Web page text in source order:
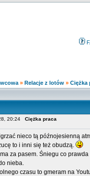
» Relacje z lotów » Ciężka
20:24 Ciężka praca
nieco tą późnojesienną
to i inni się też obudzą.
za pasem. Śniegu co
nieba.
czasu to gmeram na